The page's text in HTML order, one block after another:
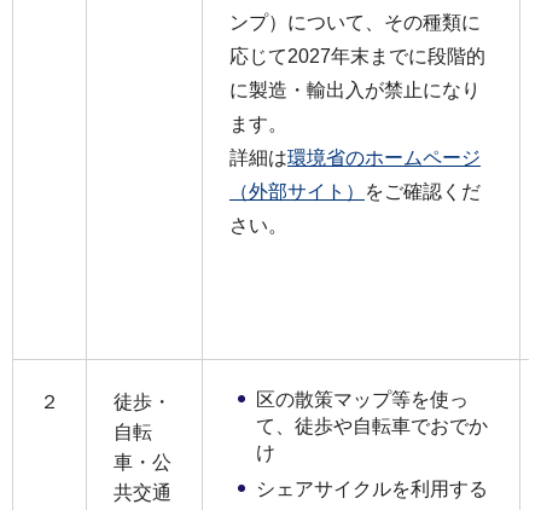
ンプ）について、その種類に
応じて2027年末までに段階的
に製造・輸出入が禁止になり
ます。
詳細は環境省のホームページ
（外部サイト）
をご確認くだ
さい。
２
徒歩・
自転
車・公
共交通
区の散策マップ等を使っ
て、徒歩や自転車でおでか
け
シェアサイクルを利用する